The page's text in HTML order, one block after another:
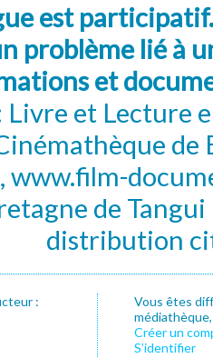
est
problème lié à
et
Livre et Lecture
de
www.film-
de
distribution
:
Vous êtes
Créer un
S’identifier